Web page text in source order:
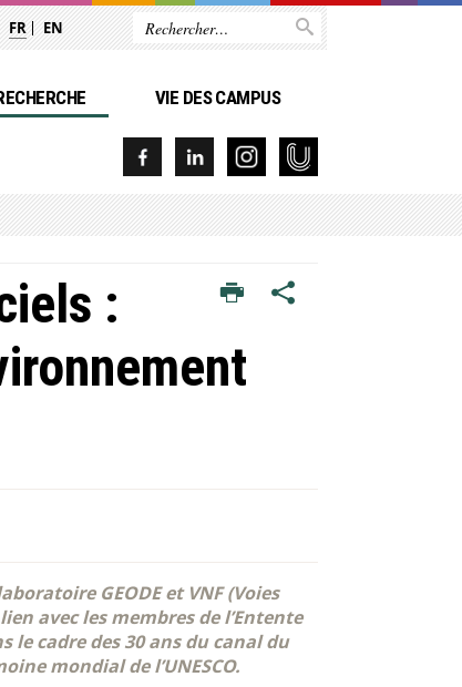
FR EN
VIE DES CAMPUS
:
GEODE et VNF (Voies
avec les membres de l’Entente
le cadre des 30 ans du canal du
mondial de l’UNESCO.